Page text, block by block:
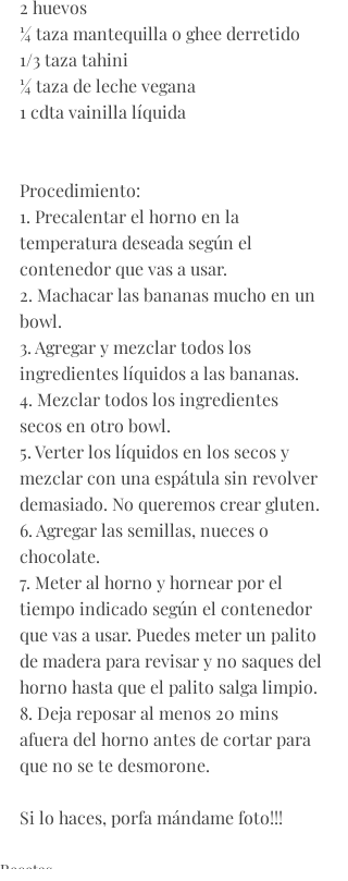
2 huevos
¼ taza mantequilla o ghee derretido
1/3 taza tahini
¼ taza de leche vegana
1 cdta vainilla líquida
Procedimiento:
1. Precalentar el horno en la
temperatura deseada según el
contenedor que vas a usar.
2. Machacar las bananas mucho en un
bowl.
3. Agregar y mezclar todos los
ingredientes líquidos a las bananas.
4. Mezclar todos los ingredientes
secos en otro bowl.
5. Verter los líquidos en los secos y
mezclar con una espátula sin revolver
demasiado. No queremos crear gluten.
6. Agregar las semillas, nueces o
chocolate.
7. Meter al horno y hornear por el
tiempo indicado según el contenedor
que vas a usar. Puedes meter un palito
de madera para revisar y no saques del
horno hasta que el palito salga limpio.
8. Deja reposar al menos 20 mins
afuera del horno antes de cortar para
que no se te desmorone.
Si lo haces, porfa mándame foto!!!
Recetas